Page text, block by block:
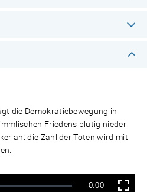
die Demokratiebewegung in
Friedens blutig nieder
an: die Zahl der Toten wird mit
Verbleibende
-0:00 Vollbild